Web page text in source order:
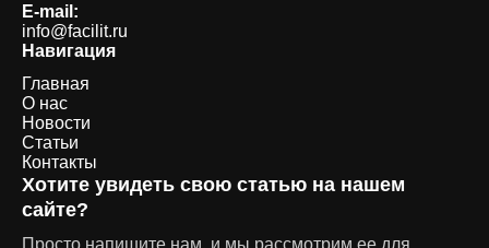
E-mail:
info@facilit.ru
Навигация
Главная
О нас
Новости
Статьи
Контакты
Хотите увидеть свою статью на нашем
сайте?
Просто напишите нам, и мы рассмотрим ее для